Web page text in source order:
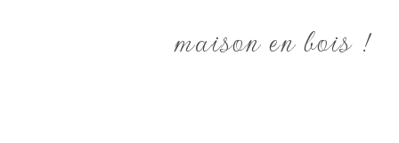
maison en bois !